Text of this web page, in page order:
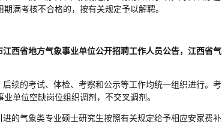
满考核不合格的，按有关规定予以解聘。
西省地方气象事业单位公开招聘工作人员公告，江西省
续的考试、体检、考察和公示等工作均统一组织进行。
单位空缺岗位组织调剂，不交叉调剂。
的气象类专业硕士研究生按照有关规定给予相应安家费